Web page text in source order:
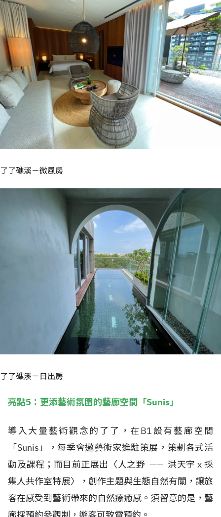
了了礁溪－微風房
了了礁溪－日出房
亮點5：更添藝術氛圍的藝廊空間「Sunis」
導入大量藝術觀念的了了，在B1設有藝廊空間
「Sunis」，每季會邀藝術家進駐策展，策劃各式活
動及課程；而目前正展出〈人之野 —— 洪天宇 x 採
集人共作室特展〉，創作主題與生態自然有關，讓旅
客在感受到藝術帶來的自然療癒感。須留意的是，藝